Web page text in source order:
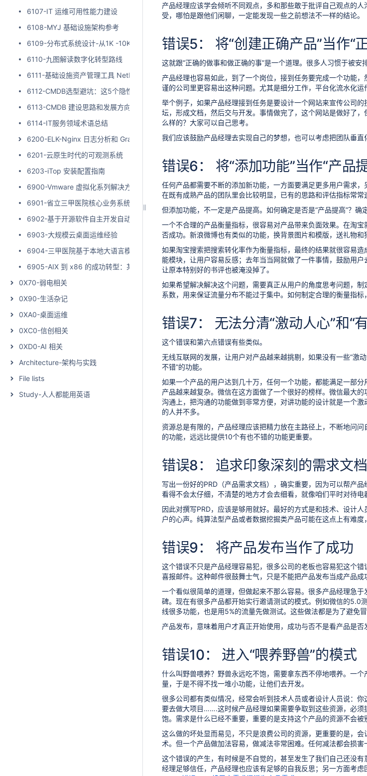
6107-IT 运维可用性能力建设
6108-MYJ 基础设施架构参考
6109-分布式系统设计-从1K -10K-1B 用户演进
6110-九图解读数字化转型路线
6111-基础设施资产管理工具 NetBox 配置指引
6112-CMDB选型避坑：这5个隐性成本会让预算翻倍
6113-CMDB 建设思路和发展方向-回归资产管理
6114-IT服务领域术语总结
6200-ELK-Nginx 日志分析和 Grafana 可视化展示
6201-云原生时代的可观测系统
6203-iTop 安装配置指南
6900-Vmware 虚拟化系列解决方案
6901-省立三甲医院核心业务系统双活实践
6902-基于开源软件自主开发自动化运维系统实践
6903-大规模云桌面运维经验
6904-三甲医院基于本地大语言模型和 Dify 平台构建智能体应用实践
6905-AIX 到 x86 的成功转型：某三甲医院信息系统数据库服务器迁移案例分析
0X70-弱电相关
0X90-生活杂记
0XA0-桌面运维
0XC0-信创相关
0XD0-AI 相关
Architecture-架构与实践
File lists
Study-人人都能用英语
产品经理应该学会倾听不同观点，多和那些敢于批评自己观点的
受，哪怕是跟他们闲聊，一定能发现一些之前想法不一样的结论。
错误5： 将“创建正确产品”当作“
这就跟“正确的做事和做正确的事”是一个道理。很多人习惯于被
产品经理也容易如此，到了一个岗位，接到任务要完成一个功能
谨的公司里更容易出这种问题。尤其是细分工作，平台化流水化
举个例子，如果产品经理接到任务是要设计一个网站来宣传公司
坛，形成文档，然后交与开发。事情做完了，这个网站是做好了
么样的？大家可以自己思考。
我们应该鼓励产品经理去实现自己的梦想，也可以考虑把团队垂
错误6： 将“添加功能”当作“产品
任何产品都需要不断的添加新功能，一方面要满足更多用户需求
在既有成熟产品的团队里会比较明显，已有的思路和评估指标常
但添加功能，不一定是产品提高。如何确定是否是“产品提高”？确
一个不合理的产品衡量指标，很容易对产品带来负面效果。在淘
否成功。新浪微博也有类似的功能，换背景图片和模版，送礼物
如果淘宝搜索把搜索转化率作为衡量指标，最终的结果就很容易
能模块，让用户容易反感；去年当当网就做了一件事情，鼓励用
让原本特别好的书评也被淹没掉了。
如果希望解决解决这个问题，需要真正从用户的角度思考问题，
系数，用来保证流量分布不能过于集中。如何制定合理的衡量指标
错误7： 无法分清“激动人心”和“
这个错误和第六点错误有些类似。
无线互联网的发展，让用户对产品越来越挑剔，如果没有一些“激
不错”的功能。
如果一个产品的用户达到几十万，任何一个功能，都能满足一部
产品越来越复杂。微信在这方面做了一个很好的榜样。微信最大
沟通上，把沟通的功能做到非常方便，对讲功能的设计就是一个
的人并不多。
资源总是有限的，产品经理应该把精力放在主路径上，不断地问
的功能，远远比提供10个有也不错的功能更重要。
错误8： 追求印象深刻的需求文
写出一份好的PRD（产品需求文档），确实重要，因为可以帮产
看得不会太仔细，不清楚的地方才会去细看，就像咱们平时对待
因此对撰写PRD，应该是够用就好。最好的方式是和技术、设计
户的心声。纯算法型产品或者数据挖掘类产品可能在这点上有难度
错误9： 将产品发布当作了成功
这个错误不只是产品经理容易犯，很多公司的老板也容易犯这个
喜报邮件。这种邮件很鼓舞士气，只是不能把产品发布当成产品成
一个看似很简单的道理，但做起来不那么容易。很多产品经理急
碑。现在有很多产品都开始实行邀请测试的模式。例如微信的5.0
线很多功能，也是用5%的流量先做测试。这些做法都是为了避免冒
产品发布，意味着用户才真正开始使用，成功与否不是看产品是
错误10： 进入“喂养野兽”的模式
什么叫野兽喂养？野兽永远吃不饱，需要拿东西不停地喂养。一
量，于是不得不找一堆小功能，让他们去开发。
很多公司都有类似情况，经常会听到技术人员或者设计人员说：
要去做大项目…….这时候产品经理如果需要争取到这些资源，必
饱。需求是什么已经不重要，重要的是支持这个产品的资源不会被
这么做的坏处显而易见，不只是浪费公司的资源，更重要的是，
术。但一个产品做加法容易，做减法非常困难。任何减法都会损害
这个错误的产生，有时候是不自觉的，甚至发生了我们自己还没
经理足够信任，产品经理也应该有足够的自我反思；另一方面考